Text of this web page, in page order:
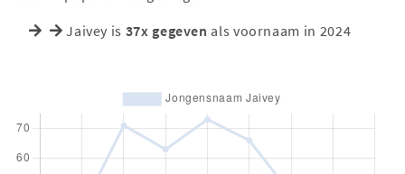
Jaivey is 37x gegeven als voornaam in 2024